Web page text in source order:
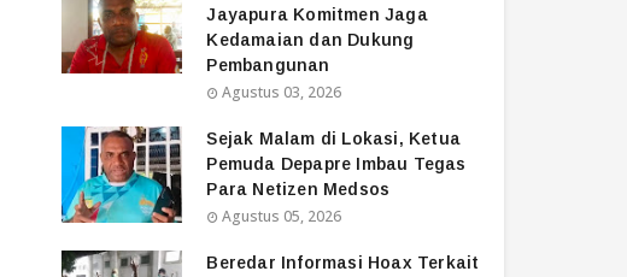
Jayapura Komitmen Jaga
Kedamaian dan Dukung
Pembangunan
Agustus 03, 2026
Sejak Malam di Lokasi, Ketua
Pemuda Depapre Imbau Tegas
Para Netizen Medsos
Agustus 05, 2026
Beredar Informasi Hoax Terkait